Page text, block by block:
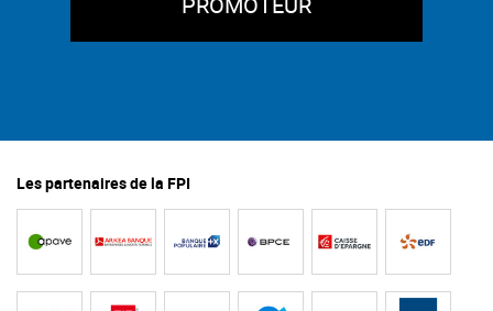
Les partenaires de la FPI